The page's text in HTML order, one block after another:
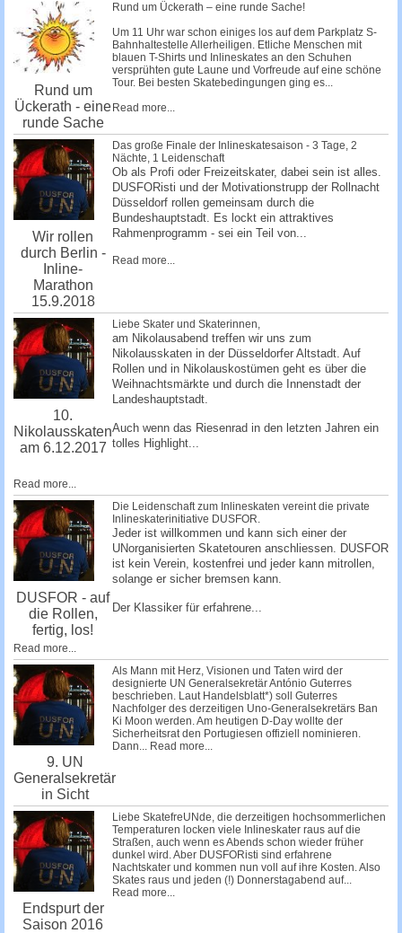
Rund um
Ückerath - eine
runde Sache
Rund um Ückerath – eine runde Sache!
Um 11 Uhr war schon einiges los auf dem Parkplatz S-
Bahnhaltestelle Allerheiligen. Etliche Menschen mit
blauen T-Shirts und Inlineskates an den Schuhen
versprühten gute Laune und Vorfreude auf eine schöne
Tour. Bei besten Skatebedingungen ging es...
Read more...
Wir rollen
durch Berlin -
Inline-
Marathon
15.9.2018
Das große Finale der Inlineskatesaison - 3 Tage, 2
Nächte, 1 Leidenschaft
Ob als Profi oder Freizeitskater, dabei sein ist alles.
DUSFORisti und der Motivationstrupp der Rollnacht
Düsseldorf rollen gemeinsam durch die
Bundeshauptstadt. Es lockt ein attraktives
Rahmenprogramm - sei ein Teil von...
Read more...
10.
Nikolausskaten
am 6.12.2017
Liebe Skater und Skaterinnen,
am Nikolausabend treffen wir uns zum
Nikolausskaten in der Düsseldorfer Altstadt. Auf
Rollen und in Nikolauskostümen geht es über die
Weihnachtsmärkte und durch die Innenstadt der
Landeshauptstadt.
Auch wenn das Riesenrad in den letzten Jahren ein
tolles Highlight...
Read more...
DUSFOR - auf
die Rollen,
fertig, los!
Die Leidenschaft zum Inlineskaten vereint die private
Inlineskaterinitiative DUSFOR.
Jeder ist willkommen und kann sich einer der
UNorganisierten Skatetouren anschliessen. DUSFOR
ist kein Verein, kostenfrei und jeder kann mitrollen,
solange er sicher bremsen kann.
Der Klassiker für erfahrene...
Read more...
9. UN
Generalsekretär
in Sicht
Als Mann mit Herz, Visionen und Taten wird der
designierte UN Generalsekretär António Guterres
beschrieben. Laut Handelsblatt*) soll Guterres
Nachfolger des derzeitigen Uno-Generalsekretärs Ban
Ki Moon werden. Am heutigen D-Day wollte der
Sicherheitsrat den Portugiesen offiziell nominieren.
Dann... Read more...
Endspurt der
Saison 2016
Liebe SkatefreUNde, die derzeitigen hochsommerlichen
Temperaturen locken viele Inlineskater raus auf die
Straßen, auch wenn es Abends schon wieder früher
dunkel wird. Aber DUSFORisti sind erfahrene
Nachtskater und kommen nun voll auf ihre Kosten. Also
Skates raus und jeden (!) Donnerstagabend auf...
Read more...